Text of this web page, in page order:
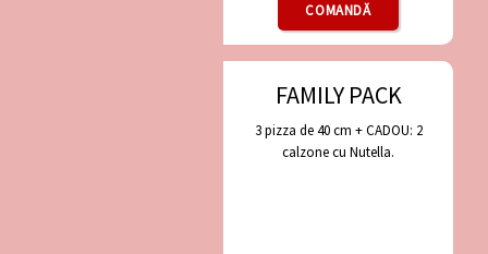
COMANDĂ
FAMILY PACK
3 pizza de 40 cm + CADOU: 2
calzone cu Nutella.